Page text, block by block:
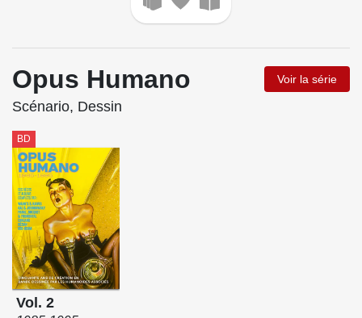
Opus Humano Voir la série
Scénario, Dessin
BD
Vol. 2